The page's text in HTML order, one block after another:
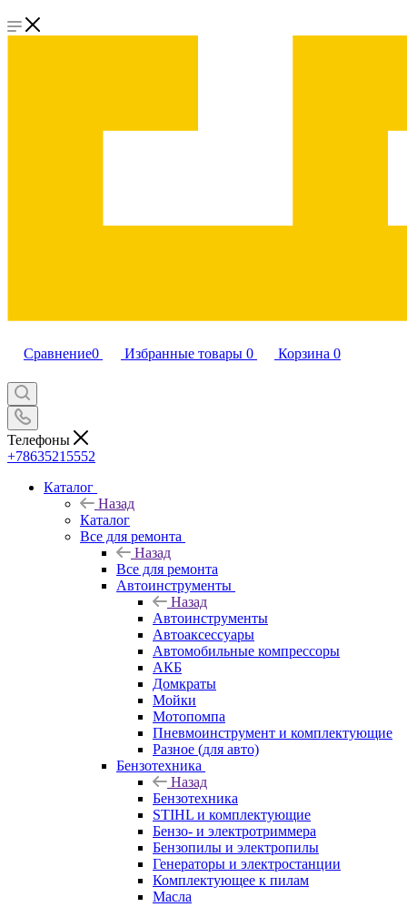
Сравнение0 Избранные товары 0 Корзина 0
Телефоны
+78635215552
Каталог
Назад
Каталог
Все для ремонта
Назад
Все для ремонта
Автоинструменты
Назад
Автоинструменты
Автоаксессуары
Автомобильные компрессоры
АКБ
Домкраты
Мойки
Мотопомпа
Пневмоинструмент и комплектующие
Разное (для авто)
Бензотехника
Назад
Бензотехника
STIHL и комплектующие
Бензо- и электротриммера
Бензопилы и электропилы
Генераторы и электростанции
Комплектующее к пилам
Масла